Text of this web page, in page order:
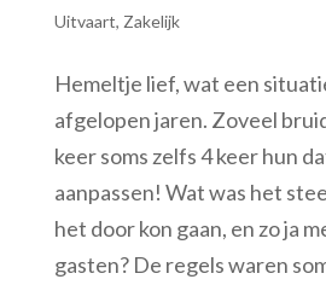
Uitvaart, Zakelijk
Hemeltje lief, wat een
afgelopen jaren. Zoveel
keer soms zelfs 4 keer hun
aanpassen! Wat was het
het door kon gaan, en zo ja
gasten? De regels waren